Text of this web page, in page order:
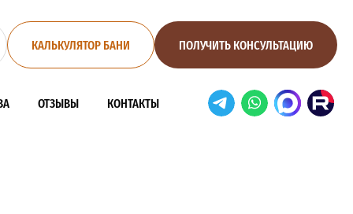
КАЛЬКУЛЯТОР БАНИ ПОЛУЧИТЬ КОНСУЛЬТАЦИЮ
ОТЗЫВЫ КОНТАКТЫ